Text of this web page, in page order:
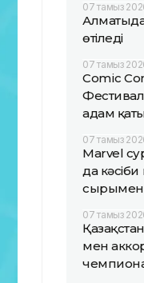
07 тамыз
Алматыда
өтіледі
07 тамыз
Comic
адам
07 тамыз
Marvel
да
сырымен
07 тамыз
мен